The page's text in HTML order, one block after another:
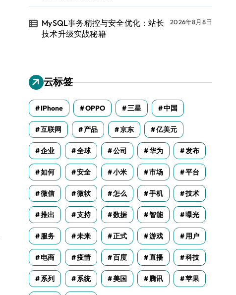
MySQL事务精控与安全优化：站长
技术升级实战秘籍
2026年8月8日
云标签
IPhone OPPO 三星 中国
互联网 产品 京东 亿美元
企业 全球 公司 华为 发布
如何 安全 小米 市场 平台
微信 微软 怎么 手机 技术
推出 支持 数据 智能 曝光
服务 未来 正式 游戏 用户
电商 疫情 百度 直播 科技
系列 系统 美国 腾讯 苹果